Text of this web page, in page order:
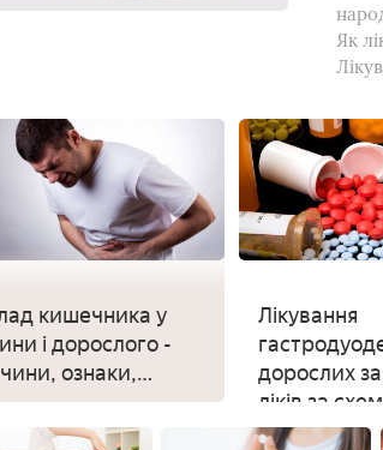
Як
кишечника у
і дорослого -
ознаки,
і рецепти
медицини
Лікування
дорослих
ліків за